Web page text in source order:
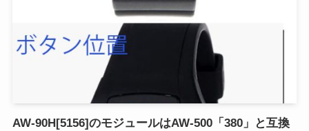
AW-90H[5156]のモジュールはAW-500「380」と互換